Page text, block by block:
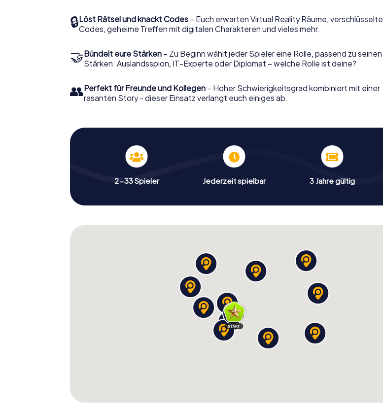
🔒Löst Rätsel und knackt Codes – Euch erwarten Virtual Reality Räume, verschlüsselte
Codes, geheime Treffen mit digitalen Charakteren und vieles mehr.
🤝Bündelt eure Stärken – Zu Beginn wählt jeder Spieler eine Rolle, passend zu seinen
Stärken. Auslandsspion, IT-Experte oder Diplomat – welche Rolle ist deine?
👥Perfekt für Freunde und Kollegen – Hoher Schwierigkeitsgrad kombiniert mit einer
rasanten Story - dieser Einsatz verlangt euch einiges ab.
2-33 Spieler Jederzeit spielbar 3 Jahre gültig